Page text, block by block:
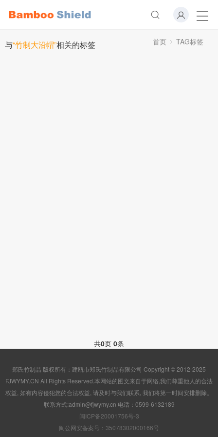
与“竹制大沿帽”相关的标签 首页 TAG标签
共0页 0条
郑氏竹制品 版权所有：建瓯市郑氏竹制品有限公司 Copyright © 2012-2025
FJWYMY.CN All Rights Reserved.本网站的图文来自于网络,我们尊重他人的合法
权益, 如有内容侵犯您的合法权益, 请及时与我们联系, 我们将第一时间安排删除。
联系方式:admin@fjwymy.cn 电话：0599-6132189
闽ICP备20001756号-3
闽公网安备案号：35078302000166号